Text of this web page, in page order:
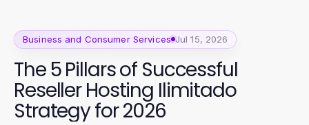
Business and Consumer Services Jul 15, 2026
The 5 Pillars of Successful
Reseller Hosting Ilimitado
Strategy for 2026